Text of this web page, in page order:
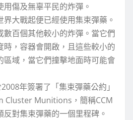
傷及無辜平民的炸彈。
大戰起便已經使用集束彈藥。
數百個其他較小的炸彈。當它們
時，容器會開啟，且這些較小的
區域，當它們撞擊地面時可能會
年簽署了「集束彈藥公約」
Cluster Munitions，簡稱CCM
對集束彈藥的一個里程碑。